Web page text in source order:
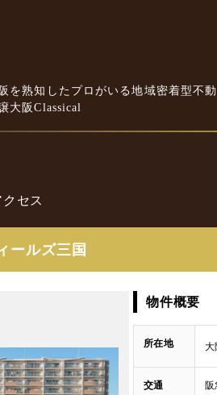
を熟知したプロがいる地域密着型不
大阪Classical
クセス
ールズ三国
物件概要
所在地 大
交通